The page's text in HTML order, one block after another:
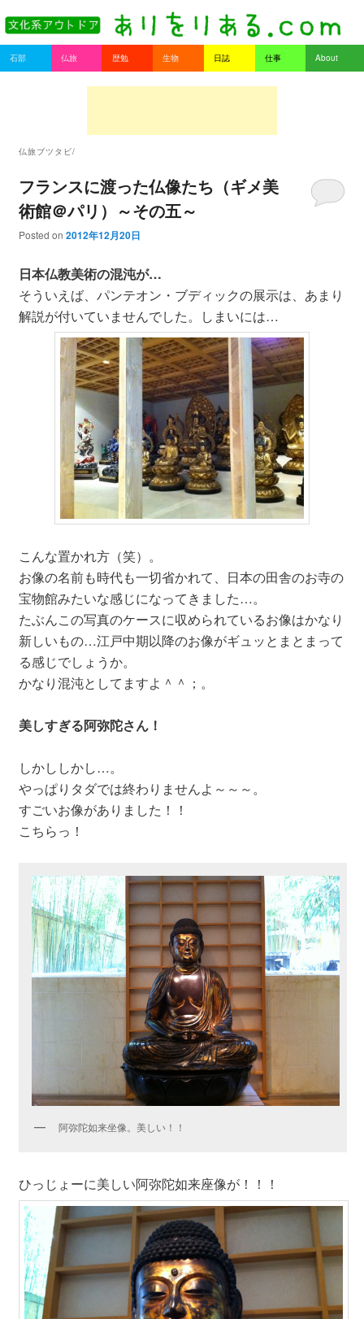
ありをりある.com
Main menu
Skip to primary content
Skip to secondary content
石部 仏旅 歴勉 生物 日誌 仕事 About
仏旅ブツタビ/
フランスに渡った仏像たち（ギメ美
術館＠パリ）～その五～
Posted on 2012年12月20日
日本仏教美術の混沌が…
そういえば、パンテオン・ブディックの展示は、あまり
解説が付いていませんでした。しまいには…
こんな置かれ方（笑）。
お像の名前も時代も一切省かれて、日本の田舎のお寺の
宝物館みたいな感じになってきました…。
たぶんこの写真のケースに収められているお像はかなり
新しいもの…江戸中期以降のお像がギュッとまとまって
る感じでしょうか。
かなり混沌としてますよ＾＾；。
美しすぎる阿弥陀さん！
しかししかし…。
やっぱりタダでは終わりませんよ～～～。
すごいお像がありました！！
こちらっ！
阿弥陀如来坐像。美しい！！
ひっじょーに美しい阿弥陀如来座像が！！！